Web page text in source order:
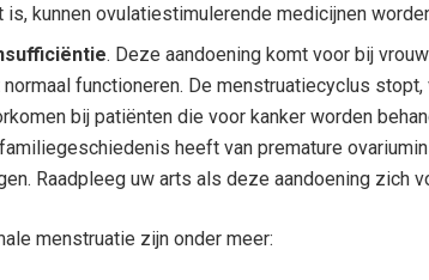
kunnen ovulatiestimulerende medicijnen
. Deze aandoening komt voor bij
functioneren. De menstruatiecyclus
bij patiënten die voor kanker worden
heeft van premature
Raadpleeg uw arts als deze aandoening zich
menstruatie zijn onder meer: